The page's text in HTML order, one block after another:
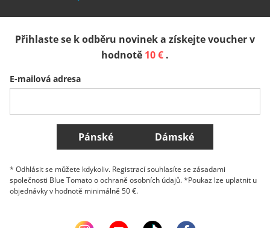
Slovenija
Belgique (Français) Danmark Norge
Všechny země
Přihlaste se k odběru novinek a získejte voucher v
hodnotě 10 € .
E-mailová adresa
Pánské Dámské
* Odhlásit se můžete kdykoliv. Registrací souhlasíte se zásadami
společnosti Blue Tomato o ochraně osobních údajů. *Poukaz lze uplatnit u
objednávky v hodnotě minimálně 50 €.